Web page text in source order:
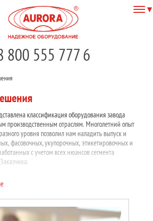
800 555 777 6
классификация оборудования завода
производственным отраслям. Многолетний опыт
уровня позволил нам наладить выпуск и
фасовочных, укупорочных, этикетировочных и
с учетом всех нюансов сегмента
нашего оборудования: